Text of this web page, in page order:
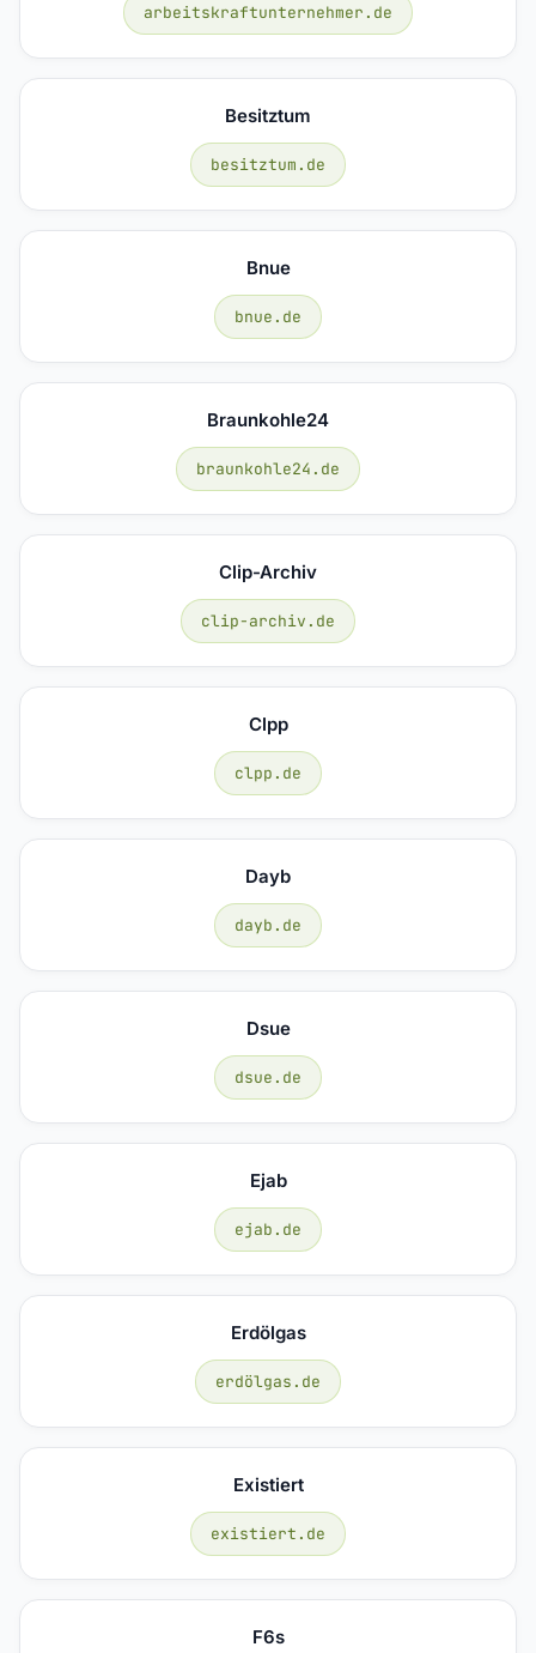
arbeitskraftunternehmer.de
Besitztum
besitztum.de
Bnue
bnue.de
Braunkohle24
braunkohle24.de
Clip-Archiv
clip-archiv.de
Clpp
clpp.de
Dayb
dayb.de
Dsue
dsue.de
Ejab
ejab.de
Erdölgas
erdölgas.de
Existiert
existiert.de
F6s